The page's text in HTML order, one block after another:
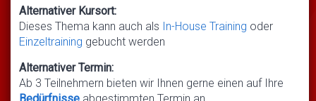
Alternativer Kursort:
Dieses Thema kann auch als In-House Training oder
Einzeltraining gebucht werden
Alternativer Termin:
Ab 3 Teilnehmern bieten wir Ihnen gerne einen auf Ihre